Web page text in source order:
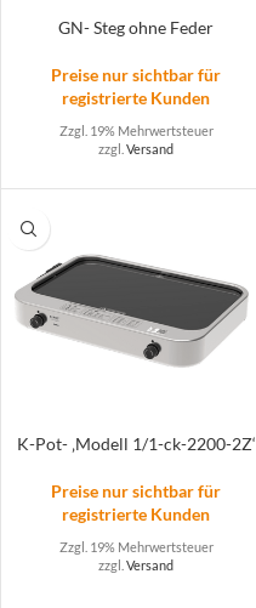
GN- Steg ohne Feder
Preise nur sichtbar für
registrierte Kunden
Zzgl. 19% Mehrwertsteuer
zzgl.Versand
K-Pot- ‚Modell 1/1-ck-2200-2Z‘
Preise nur sichtbar für
registrierte Kunden
Zzgl. 19% Mehrwertsteuer
zzgl.Versand